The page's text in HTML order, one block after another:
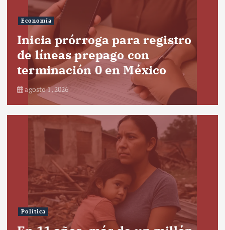
Economía
Inicia prórroga para registro
de líneas prepago con
terminación 0 en México
agosto 1, 2026
Política